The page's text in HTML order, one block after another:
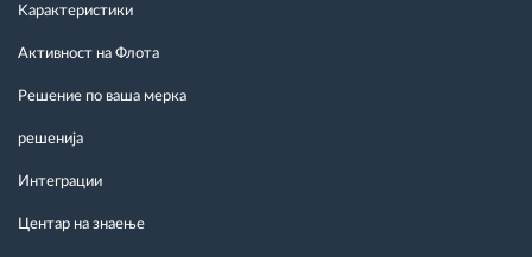
Kарактеристики
Активност на Флота
Решение по ваша мерка
решенија
Интеграции
Центар на знаење